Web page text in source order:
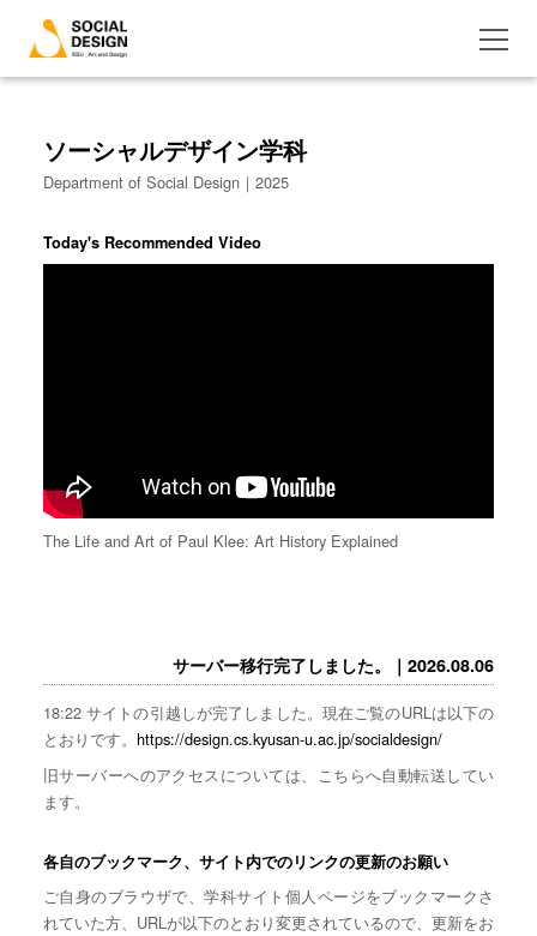
ソーシャルデザイン学科
Department of Social Design｜2025
Today's Recommended Video
The Life and Art of Paul Klee: Art History Explained
サーバー移行完了しました。｜2026.08.06
18:22 サイトの引越しが完了しました。現在ご覧のURLは以下の
とおりです。 https://design.cs.kyusan-u.ac.jp/socialdesign/
旧サーバーへのアクセスについては、こちらへ自動転送してい
ます。
各自のブックマーク、サイト内でのリンクの更新のお願い
ご自身のブラウザで、学科サイト個人ページをブックマークさ
れていた方、URLが以下のとおり変更されているので、更新をお